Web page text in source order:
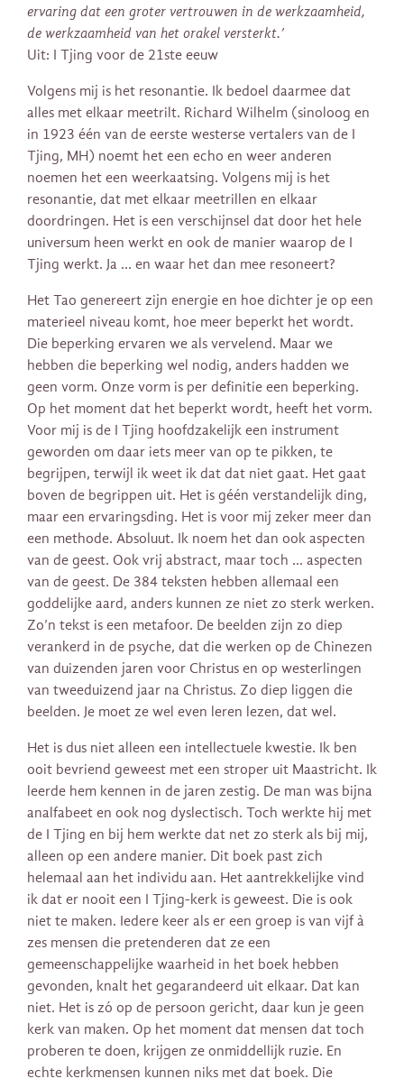
ervaring dat een groter vertrouwen in de werkzaamheid,
de werkzaamheid van het orakel versterkt.’
Uit: I Tjing voor de 21ste eeuw
Volgens mij is het resonantie. Ik bedoel daarmee dat
alles met elkaar meetrilt. Richard Wilhelm (sinoloog en
in 1923 één van de eerste westerse vertalers van de I
Tjing, MH) noemt het een echo en weer anderen
noemen het een weerkaatsing. Volgens mij is het
resonantie, dat met elkaar meetrillen en elkaar
doordringen. Het is een verschijnsel dat door het hele
universum heen werkt en ook de manier waarop de I
Tjing werkt. Ja … en waar het dan mee resoneert?
Het Tao genereert zijn energie en hoe dichter je op een
materieel niveau komt, hoe meer beperkt het wordt.
Die beperking ervaren we als vervelend. Maar we
hebben die beperking wel nodig, anders hadden we
geen vorm. Onze vorm is per definitie een beperking.
Op het moment dat het beperkt wordt, heeft het vorm.
Voor mij is de I Tjing hoofdzakelijk een instrument
geworden om daar iets meer van op te pikken, te
begrijpen, terwijl ik weet ik dat dat niet gaat. Het gaat
boven de begrippen uit. Het is géén verstandelijk ding,
maar een ervaringsding. Het is voor mij zeker meer dan
een methode. Absoluut. Ik noem het dan ook aspecten
van de geest. Ook vrij abstract, maar toch … aspecten
van de geest. De 384 teksten hebben allemaal een
goddelijke aard, anders kunnen ze niet zo sterk werken.
Zo’n tekst is een metafoor. De beelden zijn zo diep
verankerd in de psyche, dat die werken op de Chinezen
van duizenden jaren voor Christus en op westerlingen
van tweeduizend jaar na Christus. Zo diep liggen die
beelden. Je moet ze wel even leren lezen, dat wel.
Het is dus niet alleen een intellectuele kwestie. Ik ben
ooit bevriend geweest met een stroper uit Maastricht. Ik
leerde hem kennen in de jaren zestig. De man was bijna
analfabeet en ook nog dyslectisch. Toch werkte hij met
de I Tjing en bij hem werkte dat net zo sterk als bij mij,
alleen op een andere manier. Dit boek past zich
helemaal aan het individu aan. Het aantrekkelijke vind
ik dat er nooit een I Tjing-kerk is geweest. Die is ook
niet te maken. Iedere keer als er een groep is van vijf à
zes mensen die pretenderen dat ze een
gemeenschappelijke waarheid in het boek hebben
gevonden, knalt het gegarandeerd uit elkaar. Dat kan
niet. Het is zó op de persoon gericht, daar kun je geen
kerk van maken. Op het moment dat mensen dat toch
proberen te doen, krijgen ze onmiddellijk ruzie. En
echte kerkmensen kunnen niks met dat boek. Die